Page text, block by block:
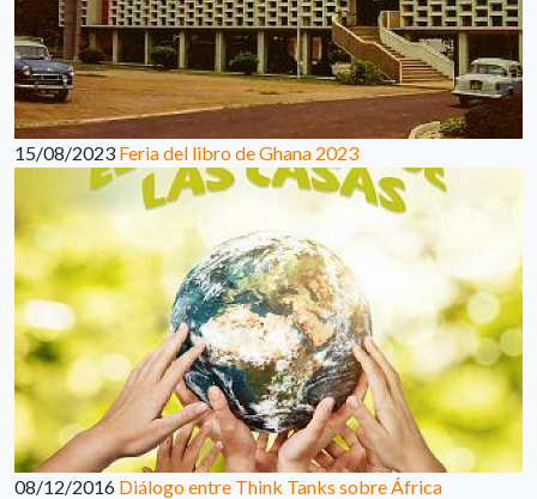
15/08/2023 Feria del libro de Ghana 2023
08/12/2016 Diálogo entre Think Tanks sobre África